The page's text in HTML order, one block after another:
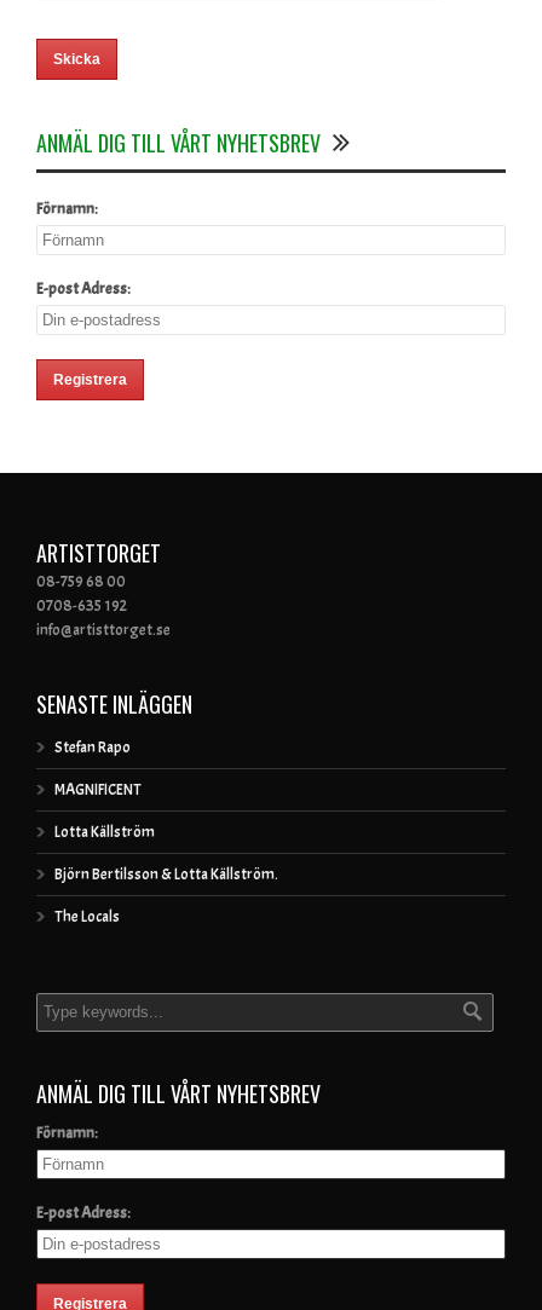
ANMÄL DIG TILL VÅRT NYHETSBREV
Förnamn:
E-post Adress:
ARTISTTORGET
08-759 68 00
0708-635 192
info@artisttorget.se
SENASTE INLÄGGEN
Stefan Rapo
MAGNIFICENT
Lotta Källström
Björn Bertilsson & Lotta Källström.
The Locals
ANMÄL DIG TILL VÅRT NYHETSBREV
Förnamn:
E-post Adress: